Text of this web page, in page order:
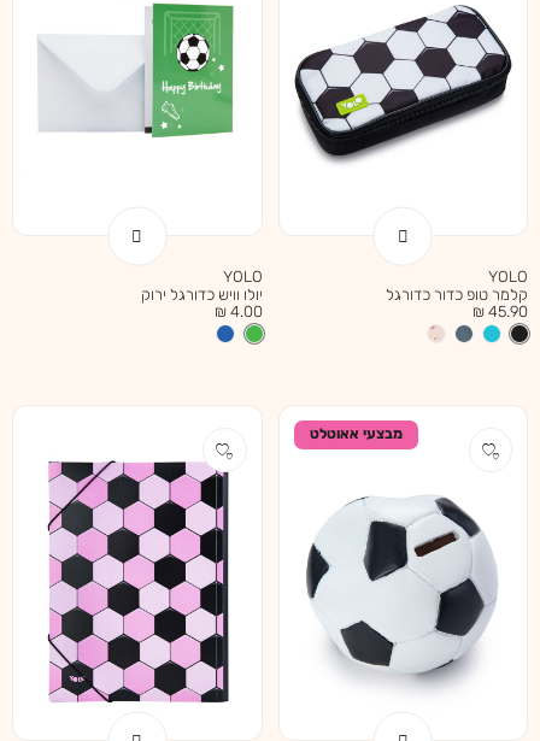
YOLO
קלמר טופ כדור כדורגל
מחיר
מוצר
45.90 ₪
YOLO
יולו וויש כדורגל ירוק
מחיר
מוצר
4.00 ₪
מבצעי אאוטלט